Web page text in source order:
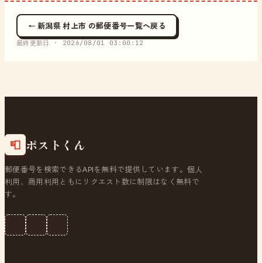
← 新潟県 村上市 の郵便番号一覧へ戻る
最終更新日 · 2026/08/01 03:00:12
📮 ポストくん
郵便番号を検索できるAPIを無料で提供しています。個人
利用、商用利用ともにリクエスト数に制限はなく無料で
す。